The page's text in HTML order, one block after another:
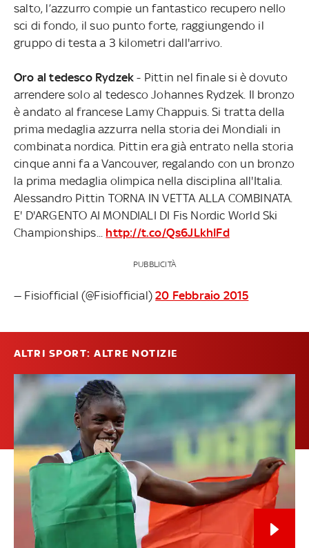
salto, l’azzurro compie un fantastico recupero nello
sci di fondo, il suo punto forte, raggiungendo il
gruppo di testa a 3 kilometri dall'arrivo.
Oro al tedesco Rydzek- Pittin nel finale si è dovuto
arrendere solo al tedesco Johannes Rydzek. Il bronzo
è andato al francese Lamy Chappuis. Si tratta della
prima medaglia azzurra nella storia dei Mondiali in
combinata nordica. Pittin era già entrato nella storia
cinque anni fa a Vancouver, regalando con un bronzo
la prima medaglia olimpica nella disciplina all'Italia.
Alessandro Pittin TORNA IN VETTA ALLA COMBINATA.
E' D'ARGENTO AI MONDIALI DI Fis Nordic World Ski
Championships... http://t.co/Qs6JLkhIFd
PUBBLICITÀ
— Fisiofficial (@Fisiofficial)20 Febbraio 2015
ALTRI SPORT: ALTRE NOTIZIE